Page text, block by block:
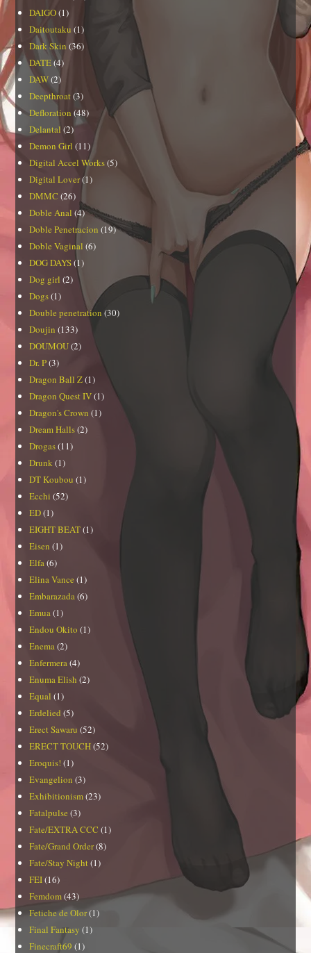
DAIGO(1)
Daitoutaku (1)
Dark Skin (36)
DATE(4)
DAW(2)
Deepthroat (3)
Defloration (48)
Delantal (2)
Demon Girl (11)
Digital Accel Works(5)
Digital Lover(1)
DMMC (26)
Doble Anal (4)
Doble Penetracion (19)
Doble Vaginal (6)
DOG DAYS(1)
Dog girl (2)
Dogs(1)
Double penetration (30)
Doujin (133)
DOUMOU(2)
Dr. P(3)
Dragon Ball Z(1)
Dragon Quest IV(1)
Dragon's Crown (1)
Dream Halls(2)
Drogas(11)
Drunk (1)
DT Koubou (1)
Ecchi (52)
ED(1)
EIGHT BEAT(1)
Eisen (1)
Elfa (6)
Elina Vance (1)
Embarazada (6)
Emua (1)
Endou Okito (1)
Enema (2)
Enfermera (4)
Enuma Elish (2)
Equal (1)
Erdelied (5)
Erect Sawaru (52)
ERECT TOUCH(52)
Eroquis! (1)
Evangelion (3)
Exhibitionism (23)
Fatalpulse (3)
Fate/EXTRA CCC (1)
Fate/Grand Order(8)
Fate/Stay Night (1)
FEI(16)
Femdom(43)
Fetiche de Olor(1)
Final Fantasy (1)
Finecraft69 (1)